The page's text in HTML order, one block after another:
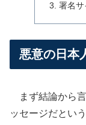
署名
悪意の日本
まず結論から言
ッセージだとい